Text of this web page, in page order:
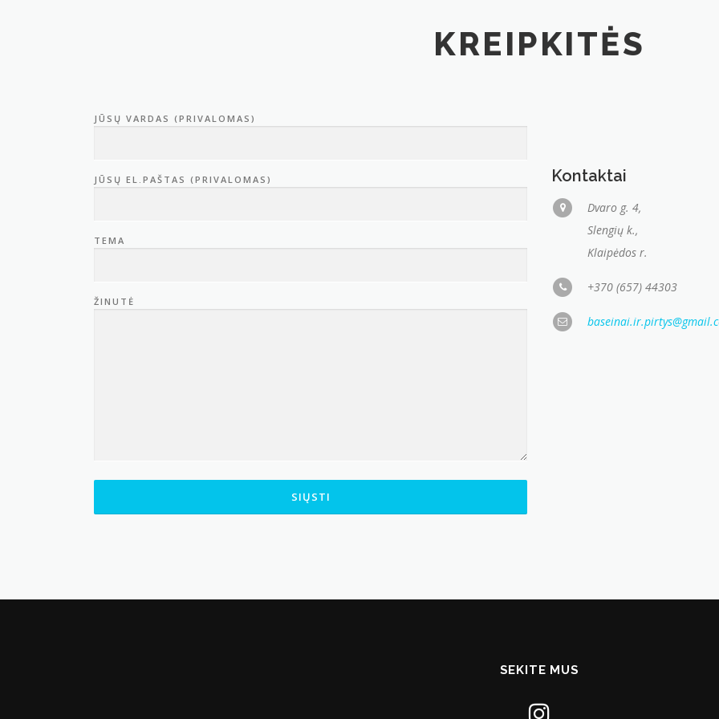
KREIPKITĖS
JŪSŲ VARDAS (PRIVALOMAS)
JŪSŲ EL.PAŠTAS (PRIVALOMAS)
TEMA
ŽINUTĖ
Kontaktai
Dvaro g. 4,
Slengių k.,
Klaipėdos r.
+370 (657) 44303
SEKITE MUS